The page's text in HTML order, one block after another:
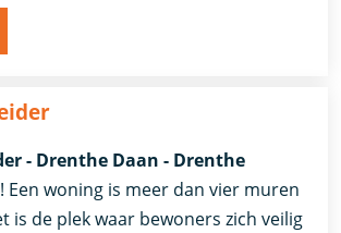
- Drenthe Daan - Drenthe
Een woning is meer dan vier muren
is de plek waar bewoners zich veilig